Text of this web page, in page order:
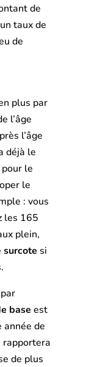
de
taux de
de
plus par
l’âge
l’âge
déjà le
le
le
: vous
les 165
plein,
surcote si
base est
année de
de plus